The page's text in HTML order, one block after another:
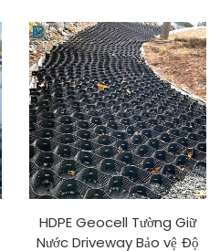
tia UV cho ao nuôi cá và
tôm, nuôi trồng thủy sản
tại Indonesia
HDPE Geocell Tường Giữ
Nước Driveway Bảo vệ Độ